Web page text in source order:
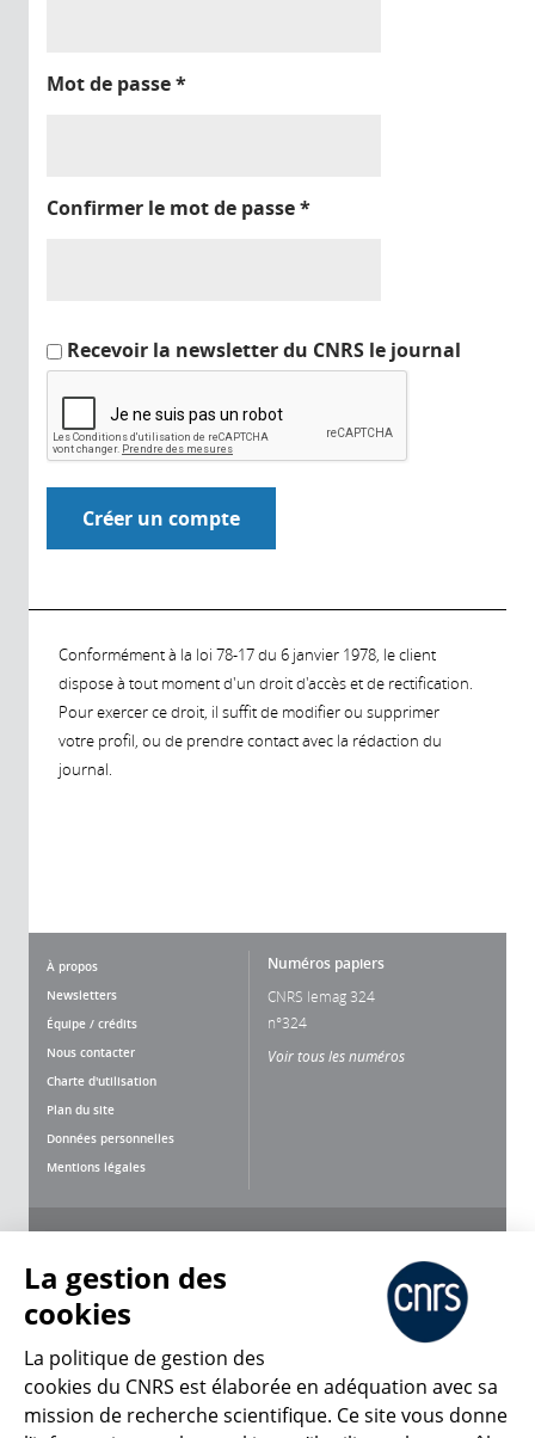
Mot de passe*
Confirmer le mot de passe*
Recevoir la newsletter du CNRS le journal
Conformément à la loi 78-17 du 6 janvier 1978, le client
dispose à tout moment d'un droit d'accès et de rectification.
Pour exercer ce droit, il suffit de modifier ou supprimer
votre profil, ou de prendre contact avec la rédaction du
journal.
À propos
Newsletters
Équipe / crédits
Nous contacter
Charte d'utilisation
Plan du site
Données personnelles
Mentions légales
Numéros papiers
CNRS lemag 324
n°324
Voir tous les numéros
CNRS Le Mag
La gestion des
cookies
La politique de gestion des
cookies du CNRS est élaborée en adéquation avec sa
mission de recherche scientifique. Ce site vous donne